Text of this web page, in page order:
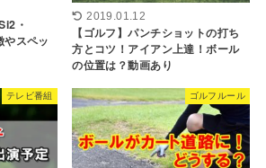
・
スペッ
2019.01.12
【ゴルフ】パンチショットの打ち
方とコツ！アイアン上達！ボール
の位置は？動画あり
テレビ番組 ゴルフルール